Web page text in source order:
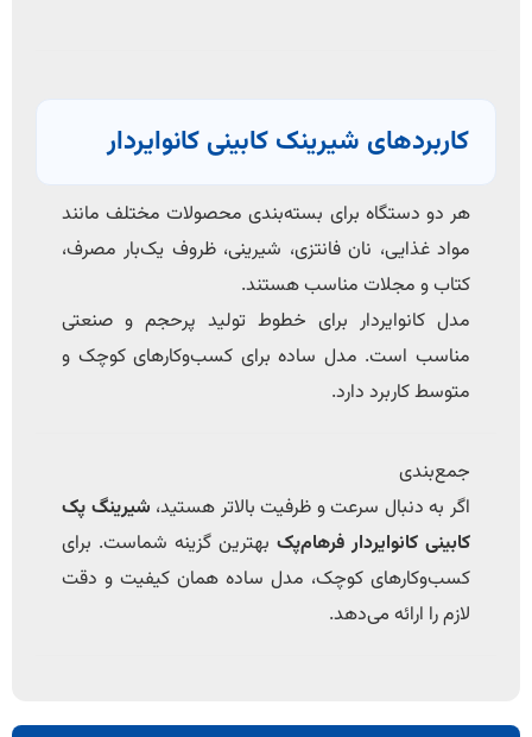
کاربردهای شیرینک کابینی کانوایردار
هر دو دستگاه برای بسته‌بندی محصولات مختلف مانند
مواد غذایی، نان فانتزی، شیرینی، ظروف یک‌بار مصرف،
کتاب و مجلات مناسب هستند.
مدل کانوایردار برای خطوط تولید پرحجم و صنعتی
مناسب است. مدل ساده برای کسب‌وکارهای کوچک و
متوسط کاربرد دارد.
جمع‌بندی
اگر به دنبال سرعت و ظرفیت بالاتر هستید،شیرینگ پک
کابینی کانوایردار فرهام‌پکبهترین گزینه شماست. برای
کسب‌وکارهای کوچک، مدل ساده همان کیفیت و دقت
لازم را ارائه می‌دهد.